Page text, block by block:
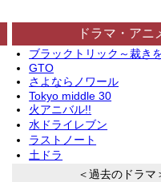
ドラマ・アニ
ブラックトリック～裁き
GTO
さよならノワール
Tokyo middle 30
火アニバル!!
水ドライレブン
ラストノート
土ドラ
＜過去のドラマ